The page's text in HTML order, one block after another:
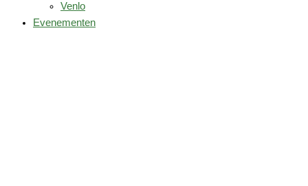
Venlo
Evenementen